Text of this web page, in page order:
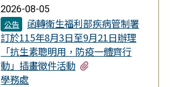
2026-08-05
公告
函轉衛生福利部疾病管制署
訂於115年8月3日至9月21日辦理
「抗生素聰明用，防疫一體齊行
動」插畫徵件活動
學務處